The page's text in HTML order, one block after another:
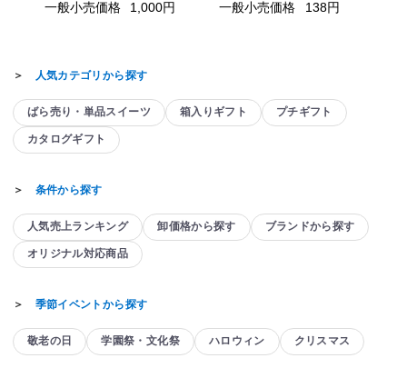
一般小売価格 1,000円 一般小売価格 138円
＞ 人気カテゴリから探す
ばら売り・単品スイーツ 箱入りギフト プチギフト
カタログギフト
＞ 条件から探す
人気売上ランキング 卸価格から探す ブランドから探す
オリジナル対応商品
＞ 季節イベントから探す
敬老の日 学園祭・文化祭 ハロウィン クリスマス